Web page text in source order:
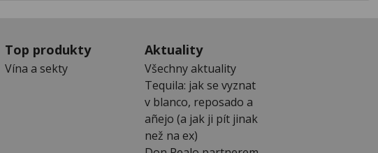
Top produkty
Vína a sekty
Aktuality
Všechny aktuality
Tequila: jak se vyznat
v blanco, reposado a
añejo (a jak ji pít jinak
než na ex)